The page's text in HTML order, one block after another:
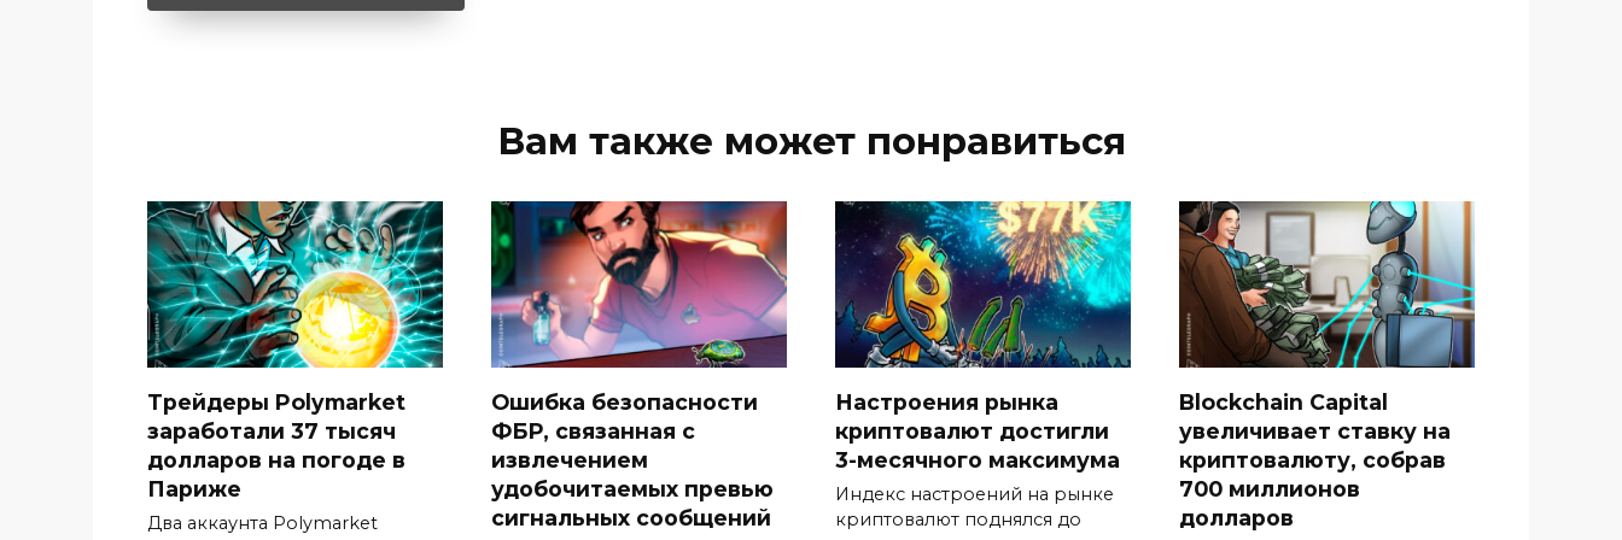
Вам также может понравиться
Трейдеры Polymarket
заработали 37 тысяч
долларов на погоде в
Париже
Два аккаунта Polymarket
Ошибка безопасности
ФБР, связанная с
извлечением
удобочитаемых превью
сигнальных сообщений
Настроения рынка
криптовалют достигли
3-месячного максимума
Индекс настроений на рынке
криптовалют поднялся до
Blockchain Capital
увеличивает ставку на
криптовалюту, собрав
700 миллионов
долларов